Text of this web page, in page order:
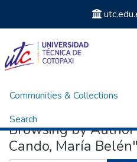
Communities & Collections
Search
Home Browse by Author
Browsing by
Cando, María Belén"